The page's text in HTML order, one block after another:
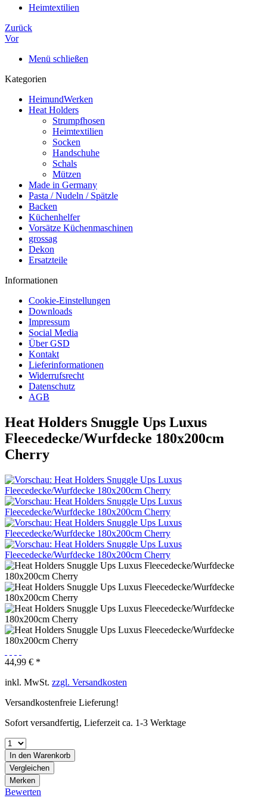
Heimtextilien
Zurück
Vor
Menü schließen
Kategorien
HeimundWerken
Heat Holders
Strumpfhosen
Heimtextilien
Socken
Handschuhe
Schals
Mützen
Made in Germany
Pasta / Nudeln / Spätzle
Backen
Küchenhelfer
Vorsätze Küchenmaschinen
grossag
Dekon
Ersatzteile
Informationen
Cookie-Einstellungen
Downloads
Impressum
Social Media
Über GSD
Kontakt
Lieferinformationen
Widerrufsrecht
Datenschutz
AGB
Heat Holders Snuggle Ups Luxus
Fleecedecke/Wurfdecke 180x200cm
Cherry
44,99 € *
inkl. MwSt. zzgl. Versandkosten
Versandkostenfreie Lieferung!
Sofort versandfertig, Lieferzeit ca. 1-3 Werktage
In den Warenkorb
Vergleichen
Merken
Bewerten